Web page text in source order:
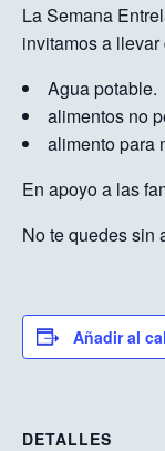
La Semana
invitamos a
Agua potable.
alimentos no
alimento para
En apoyo a las
No te quedes sin
Añadir al
DETALLES